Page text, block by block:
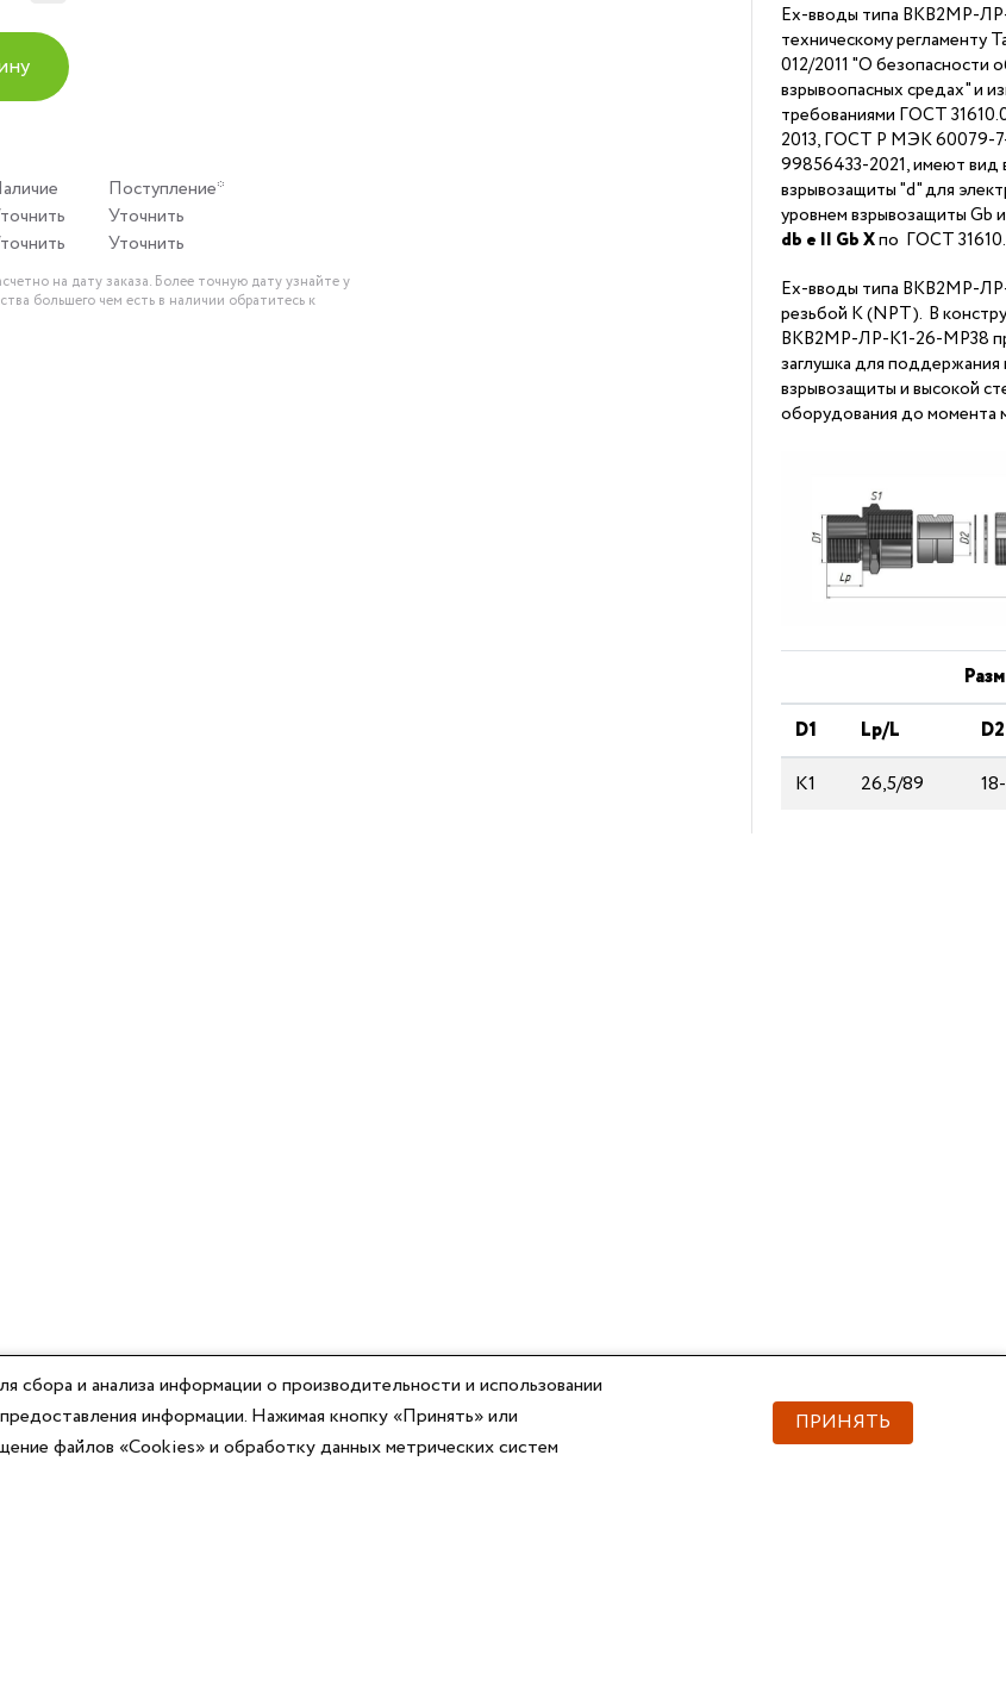
Поступление*
Уточнить
Уточнить
на дату заказа. Более точную дату узнайте у
большего чем есть в наличии обратитесь к
Ex-вводы типа ВКВ2МР-
техническому
012/2011 "О безопасности
взрывоопасных средах" и
требованиями ГОСТ
2013, ГОСТ Р МЭК 60079-
99856433-2021, имеют вид
взрывозащиты "d" для
уровнем взрывозащиты Gb
db е II Gb Xпо ГОСТ
Ex-вводы типа ВКВ2МР-
резьбой K (NPT). В
ВКВ2МР-ЛР-K1-26-МР38
заглушка для
взрывозащиты и высокой
оборудования до момента
D1
Lp/L
D2
К1
26,5/89
и анализа информации о производительности и использовании
информации. Нажимая кнопку «Принять» или
файлов «Cookies» и обработку данных метрических систем
ПРИНЯТЬ